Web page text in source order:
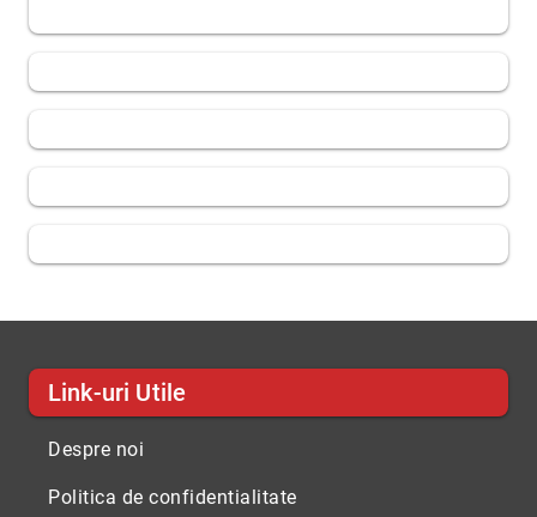
Link-uri Utile
Despre noi
Politica de confidentialitate